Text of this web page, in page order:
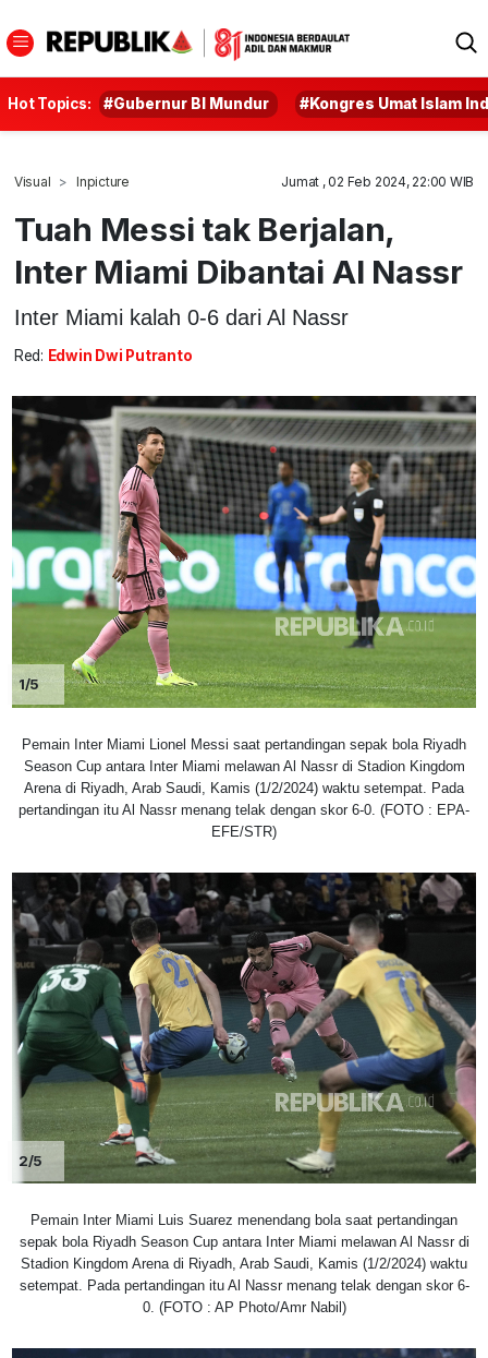
Hot Topics: #Gubernur BI Mundur #Kongres Umat Islam
Visual Inpicture Jumat , 02 Feb 2024, 22:00 WIB
Tuah Messi tak Berjalan,
Inter Miami Dibantai Al Nassr
Inter Miami kalah 0-6 dari Al Nassr
Red: Edwin Dwi Putranto
1/5
Pemain Inter Miami Lionel Messi saat pertandingan sepak bola Riyadh
Season Cup antara Inter Miami melawan Al Nassr di Stadion Kingdom
Arena di Riyadh, Arab Saudi, Kamis (1/2/2024) waktu setempat. Pada
pertandingan itu Al Nassr menang telak dengan skor 6-0. (FOTO : EPA-
EFE/STR)
2/5
Pemain Inter Miami Luis Suarez menendang bola saat pertandingan
sepak bola Riyadh Season Cup antara Inter Miami melawan Al Nassr di
Stadion Kingdom Arena di Riyadh, Arab Saudi, Kamis (1/2/2024) waktu
setempat. Pada pertandingan itu Al Nassr menang telak dengan skor 6-
0. (FOTO : AP Photo/Amr Nabil)